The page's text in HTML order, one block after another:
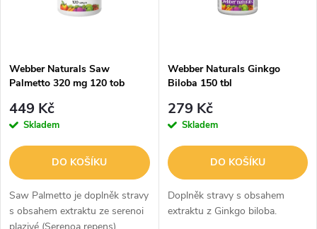
p
r
o
d
s
p
r
o
d
Webber Naturals Saw
Palmetto 320 mg 120 tob
449 Kč
Skladem
DO KOŠÍKU
Saw Palmetto je doplněk stravy
s obsahem extraktu ze serenoi
Webber Naturals Ginkgo
Biloba 150 tbl
279 Kč
Skladem
DO KOŠÍKU
Doplněk stravy s obsahem
extraktu z Ginkgo biloba.